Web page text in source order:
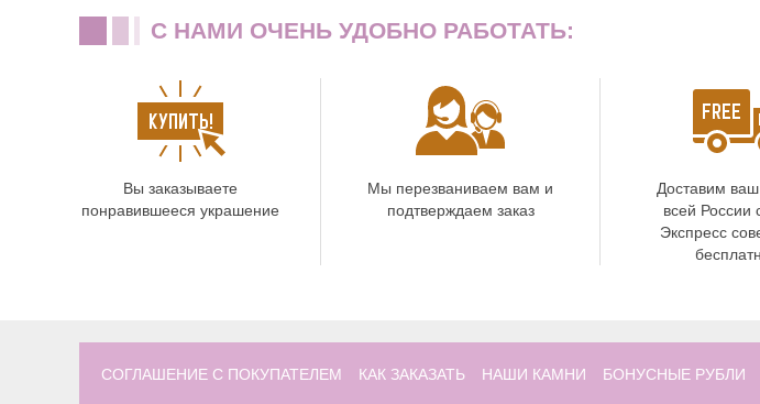
C НАМИ ОЧЕНЬ УДОБНО РАБОТАТЬ:
Вы заказываете
понравившееся украшение
Мы перезваниваем вам и
подтверждаем заказ
Доставим ваш
всей
Экспресс
СОГЛАШЕНИЕ С ПОКУПАТЕЛЕМ КАК ЗАКАЗАТЬ НАШИ КАМНИ БОНУСНЫЕ РУБЛИ